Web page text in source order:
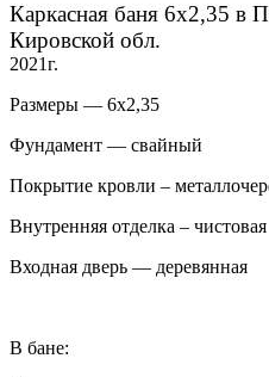
Каркасная баня 6х2,35 в
Кировской обл.
2021г.
Размеры — 6х2,35
Фундамент — свайный
Покрытие кровли –
Внутренняя отделка – чистовая
Входная дверь — деревянная
В бане: